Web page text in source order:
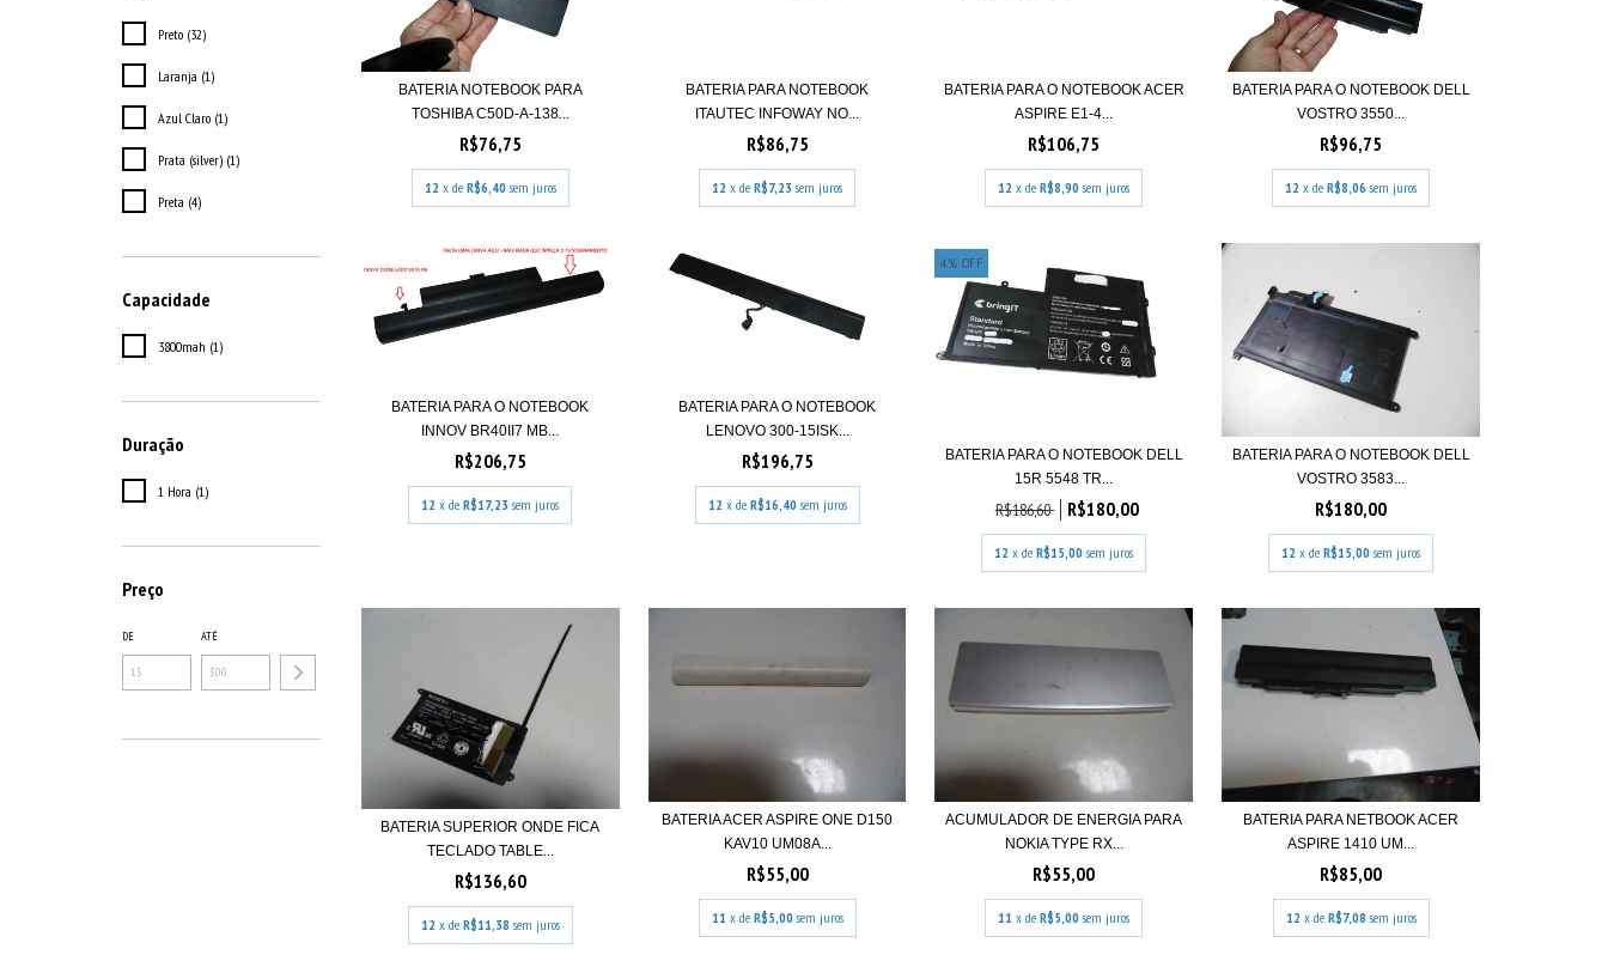
Preto (32)
Laranja (1)
Azul Claro (1)
Prata (silver) (1)
Preta (4)
Capacidade
3800mah (1)
Duração
1 Hora (1)
Preço
DE ATÉ
BATERIA NOTEBOOK PARA
TOSHIBA C50D-A-138...
R$76,75
12 x de R$6,40 sem juros
BATERIA PARA NOTEBOOK
ITAUTEC INFOWAY NO...
R$86,75
12 x deR$7,23 sem juros
BATERIA PARA O NOTEBOOK ACER
ASPIRE E1-4...
R$106,75
12 x deR$8,90 sem juros
BATERIA PARA O NOTEBOOK DELL
VOSTRO 3550...
R$96,75
12 x deR$8,06 sem juros
BATERIA PARA O NOTEBOOK
INNOV BR40II7 MB...
R$206,75
12 x deR$17,23 sem juros
BATERIA PARA O NOTEBOOK
LENOVO 300-15ISK...
R$196,75
12 x de R$16,40 sem juros
4% OFF
BATERIA PARA O NOTEBOOK DELL
15R 5548 TR...
R$186,60 R$180,00
12 x deR$15,00 sem juros
BATERIA PARA O NOTEBOOK DELL
VOSTRO 3583...
R$180,00
12 x deR$15,00 sem juros
BATERIA SUPERIOR ONDE FICA
TECLADO TABLE...
R$136,60
12 x de R$11,38 sem juros
BATERIA ACER ASPIRE ONE D150
KAV10 UM08A...
R$55,00
11 x de R$5,00 sem juros
ACUMULADOR DE ENERGIA PARA
NOKIA TYPE RX...
R$55,00
11 x deR$5,00 sem juros
BATERIA PARA NETBOOK ACER
ASPIRE 1410 UM...
R$85,00
12 x de R$7,08 sem juros